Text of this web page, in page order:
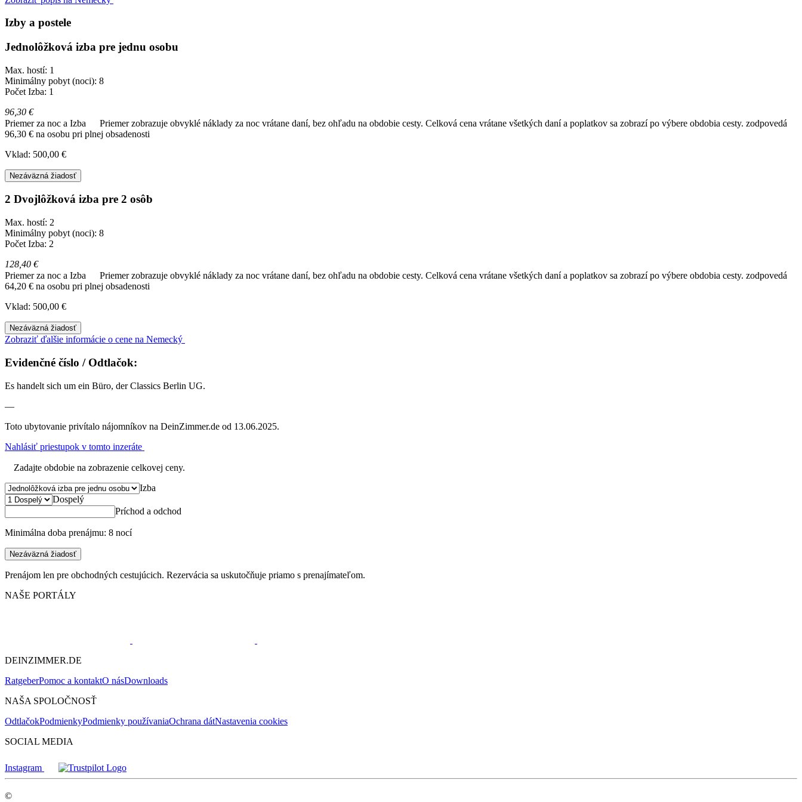
Izby a postele
Jednolôžková izba pre jednu osobu
Max. hostí: 1
Minimálny pobyt (noci): 8
Počet Izba: 1
96,30 €
Priemer za noc a Izba
Priemer zobrazuje obvyklé náklady za noc vrátane daní, bez ohľadu na obdobie cesty. Celková cena vrátane všetkých daní a poplatkov sa zobrazí po výbere obdobia cesty. zodpovedá
96,30 € na osobu pri plnej obsadenosti
Vklad: 500,00 €
Nezáväzná žiadosť
2 Dvojlôžková izba pre 2 osôb
Max. hostí: 2
Minimálny pobyt (noci): 8
Počet Izba: 2
128,40 €
Priemer za noc a Izba
Priemer zobrazuje obvyklé náklady za noc vrátane daní, bez ohľadu na obdobie cesty. Celková cena vrátane všetkých daní a poplatkov sa zobrazí po výbere obdobia cesty. zodpovedá
64,20 € na osobu pri plnej obsadenosti
Vklad: 500,00 €
Nezáväzná žiadosť
Zobraziť ďalšie informácie o cene na Nemecký
Evidenčné číslo / Odtlačok:
Es handelt sich um ein Büro, der Classics Berlin UG.
—
Toto ubytovanie privítalo nájomníkov na DeinZimmer.de od 13.06.2025.
Nahlásiť priestupok v tomto inzeráte
Zadajte obdobie na zobrazenie celkovej ceny.
Izba
Dospelý
Príchod a odchod
Minimálna doba prenájmu: 8 nocí
Nezáväzná žiadosť
Prenájom len pre obchodných cestujúcich. Rezervácia sa uskutočňuje priamo s prenajímateľom.
NAŠE PORTÁLY
DEINZIMMER.DE
RatgeberPomoc a kontaktO násDownloads
NAŠA SPOLOČNOSŤ
OdtlačokPodmienkyPodmienky používaniaOchrana dátNastavenia cookies
SOCIAL MEDIA
Instagram
©